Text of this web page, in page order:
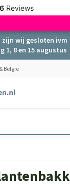
Reviews
zijn wij gesloten ivm
1, 8 en 15 augustus
België